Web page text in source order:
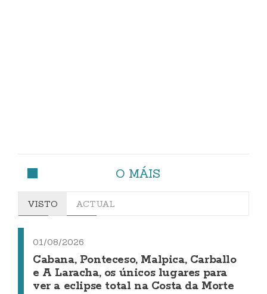
O MÁIS
VISTO ACTUAL
01/08/2026
Cabana, Ponteceso, Malpica, Carballo
e A Laracha, os únicos lugares para
ver a eclipse total na Costa da Morte